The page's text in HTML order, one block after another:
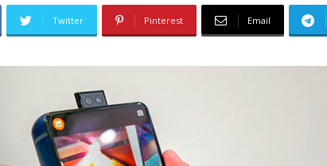
Twitter Pinterest Email